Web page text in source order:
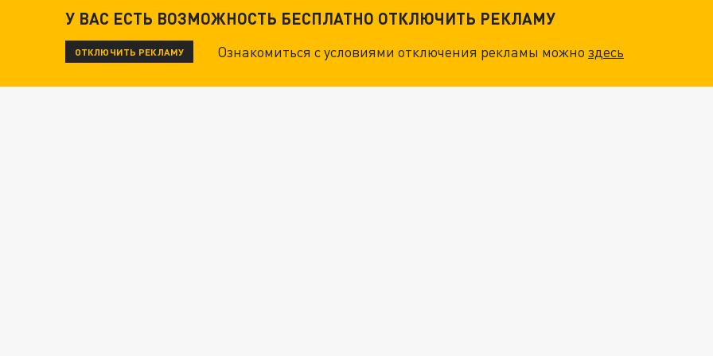
У ВАС ЕСТЬ ВОЗМОЖНОСТЬ БЕСПЛАТНО ОТКЛЮЧИТЬ РЕКЛАМУ
ОТКЛЮЧИТЬ РЕКЛАМУ Ознакомиться с условиями отключения рекламы можноздесь